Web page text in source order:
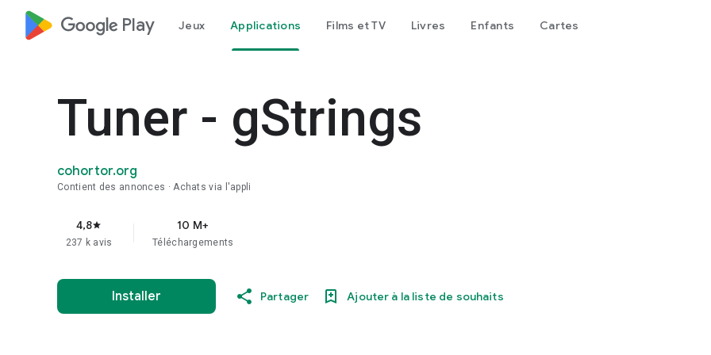
google_logo Play Jeux Applications Films et TV Livres Enfants Cartes
Tuner - gStrings
cohortor.org
Contient des annonces Achats via l'appli
4,8star
237 k avis
10 M+
Téléchargements
Installer Partager Ajouter à la liste de souhaits